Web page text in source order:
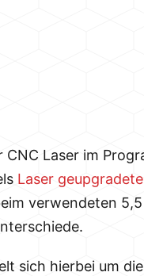
Laser im
Laser
verwendeten
sich hierbei um